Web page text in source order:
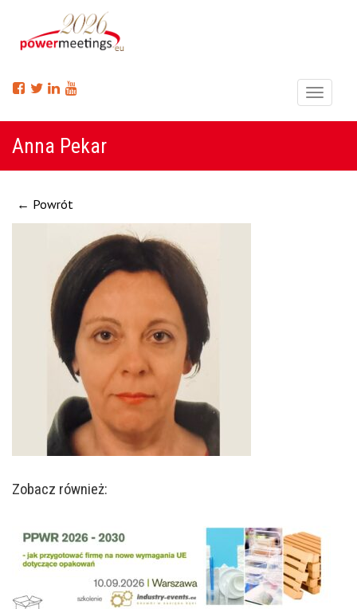
Menu
Anna Pekar
← Powrót
Zobacz również: